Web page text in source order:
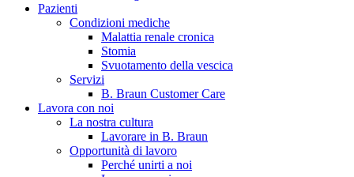
B. Braun in Italia
Scopri chi siamo ed entra nel mondo di B. Braun in Italia: 4
Pazienti
Condizioni mediche
Malattia renale cronica
Stomia
Svuotamento della vescica
Servizi
B. Braun Customer Care
Lavora con noi
La nostra cultura
Lavorare in B. Braun
Opportunità di lavoro
Perché unirti a noi